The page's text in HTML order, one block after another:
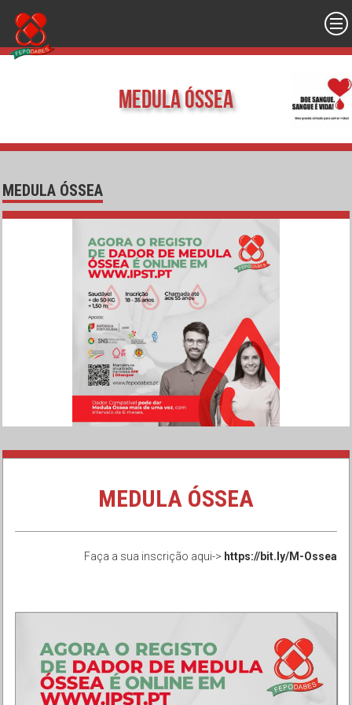
Medula Óssea
MEDULA ÓSSEA
MEDULA ÓSSEA
Faça a sua inscrição aqui-> https://bit.ly/M-Ossea